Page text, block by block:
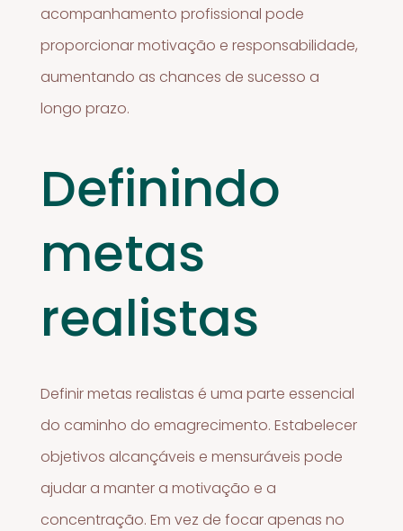
acompanhamento profissional pode
proporcionar motivação e responsabilidade,
aumentando as chances de sucesso a
longo prazo.
Definindo
metas
realistas
Definir metas realistas é uma parte essencial
do caminho do emagrecimento. Estabelecer
objetivos alcançáveis e mensuráveis pode
ajudar a manter a motivação e a
concentração. Em vez de focar apenas no